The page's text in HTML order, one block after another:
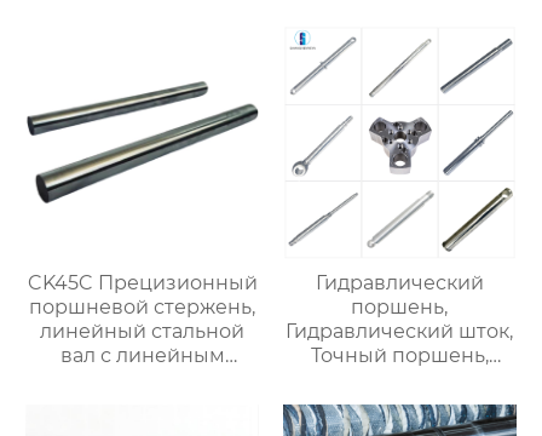
CK45C Прецизионный
поршневой стержень,
линейный стальной
вал с линейным
Гидравлический
поршень,
Гидравлический шток,
Точный поршень,
изготовление,
Прямые поставки с